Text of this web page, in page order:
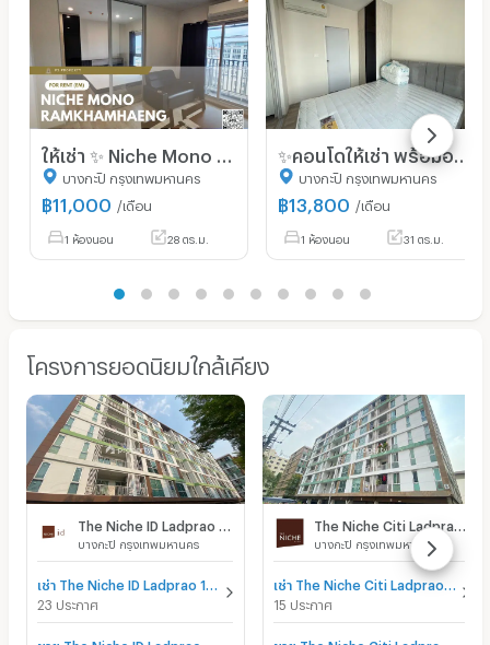
บางกะปิ กรุงเทพมหานคร
฿11,000 /เดือน
1 ห้องนอน 28 ตร.ม.
บางกะปิ กรุงเทพมหานคร
฿13,800 /เดือน
1 ห้องนอน 31 ตร.ม.
โครงการยอดนิยมใกล้เคียง
บางกะปิ กรุงเทพมหานคร
เช่า The Niche ID Ladprao 130
23 ประกาศ
บางกะปิ กรุงเทพมหานคร
15 ประกาศ